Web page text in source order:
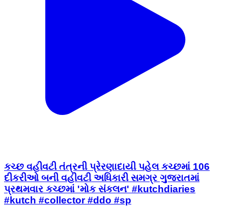
કચ્છ વહીવટી તંત્રની પ્રેરણાદાયી પહેલ કચ્છમાં 106
દીકરીઓ બની વહીવટી અધિકારી સમગ્ર ગુજરાતમાં
પ્રથમવાર કચ્છમાં 'મોક સંકલન' #kutchdiaries
#kutch #collector #ddo #sp